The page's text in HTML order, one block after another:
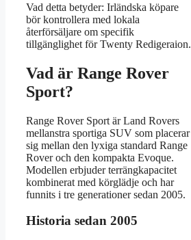
Vad detta betyder: Irländska köpare
bör kontrollera med lokala
återförsäljare om specifik
tillgänglighet för Twenty Redigeraion.
Vad är Range Rover
Sport?
Range Rover Sport är Land Rovers
mellanstra sportiga SUV som placerar
sig mellan den lyxiga standard Range
Rover och den kompakta Evoque.
Modellen erbjuder terrängkapacitet
kombinerat med körglädje och har
funnits i tre generationer sedan 2005.
Historia sedan 2005